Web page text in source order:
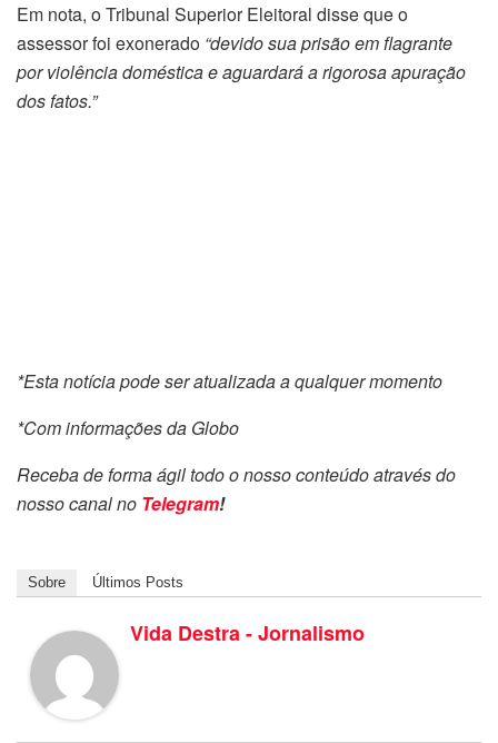
Em nota, o Tribunal Superior Eleitoral disse que o
assessor foi exonerado “devido sua prisão em flagrante
por violência doméstica e aguardará a rigorosa apuração
dos fatos.”
*Esta notícia pode ser atualizada a qualquer momento
*Com informações da Globo
Receba de forma ágil todo o nosso conteúdo através do
nosso canal no Telegram!
Sobre Últimos Posts
Vida Destra - Jornalismo